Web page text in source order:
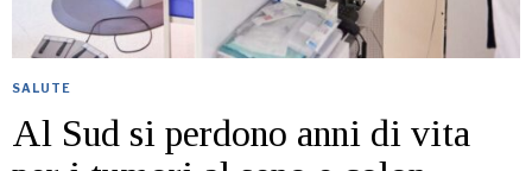
SALUTE
Al Sud si perdono anni di vita